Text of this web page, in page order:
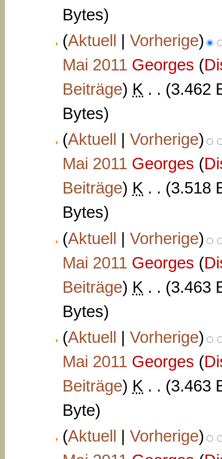
Bytes)
(Aktuell |Vorherige)
Mai 2011 Georges (
Beiträge) K . . (3.462
Bytes)
(Aktuell |Vorherige)
Mai 2011 Georges (
Beiträge) K . . (3.518
Bytes)
(Aktuell |Vorherige)
Mai 2011 Georges (
Beiträge) K . . (3.463
Bytes)
(Aktuell |Vorherige)
Mai 2011 Georges (
Beiträge) K . . (3.463
Byte)
(Aktuell |Vorherige)